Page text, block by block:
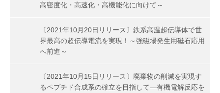
高密度化・高速化・高機能化に向けて～
〔2021年10月20日リリース〕鉄系高温超伝導体で世
界最高の超伝導電流を実現！～強磁場発生用磁石応用
へ前進～
〔2021年10月15日リリース〕廃棄物の削減を実現す
るペプチド合成系の確立を目指して―有機電解反応を